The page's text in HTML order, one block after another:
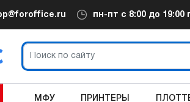
пн-пт с 8:00 до 19:00
МФУ ПРИНТЕРЫ